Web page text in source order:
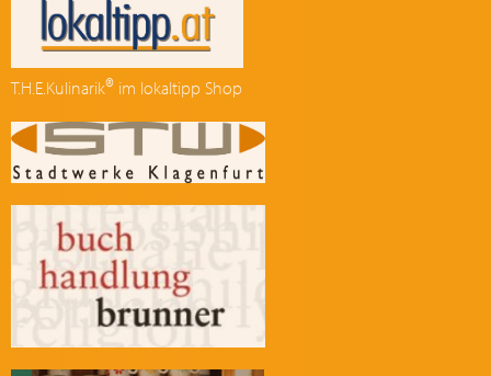
T.H.E.Kulinarik® im lokaltipp Shop